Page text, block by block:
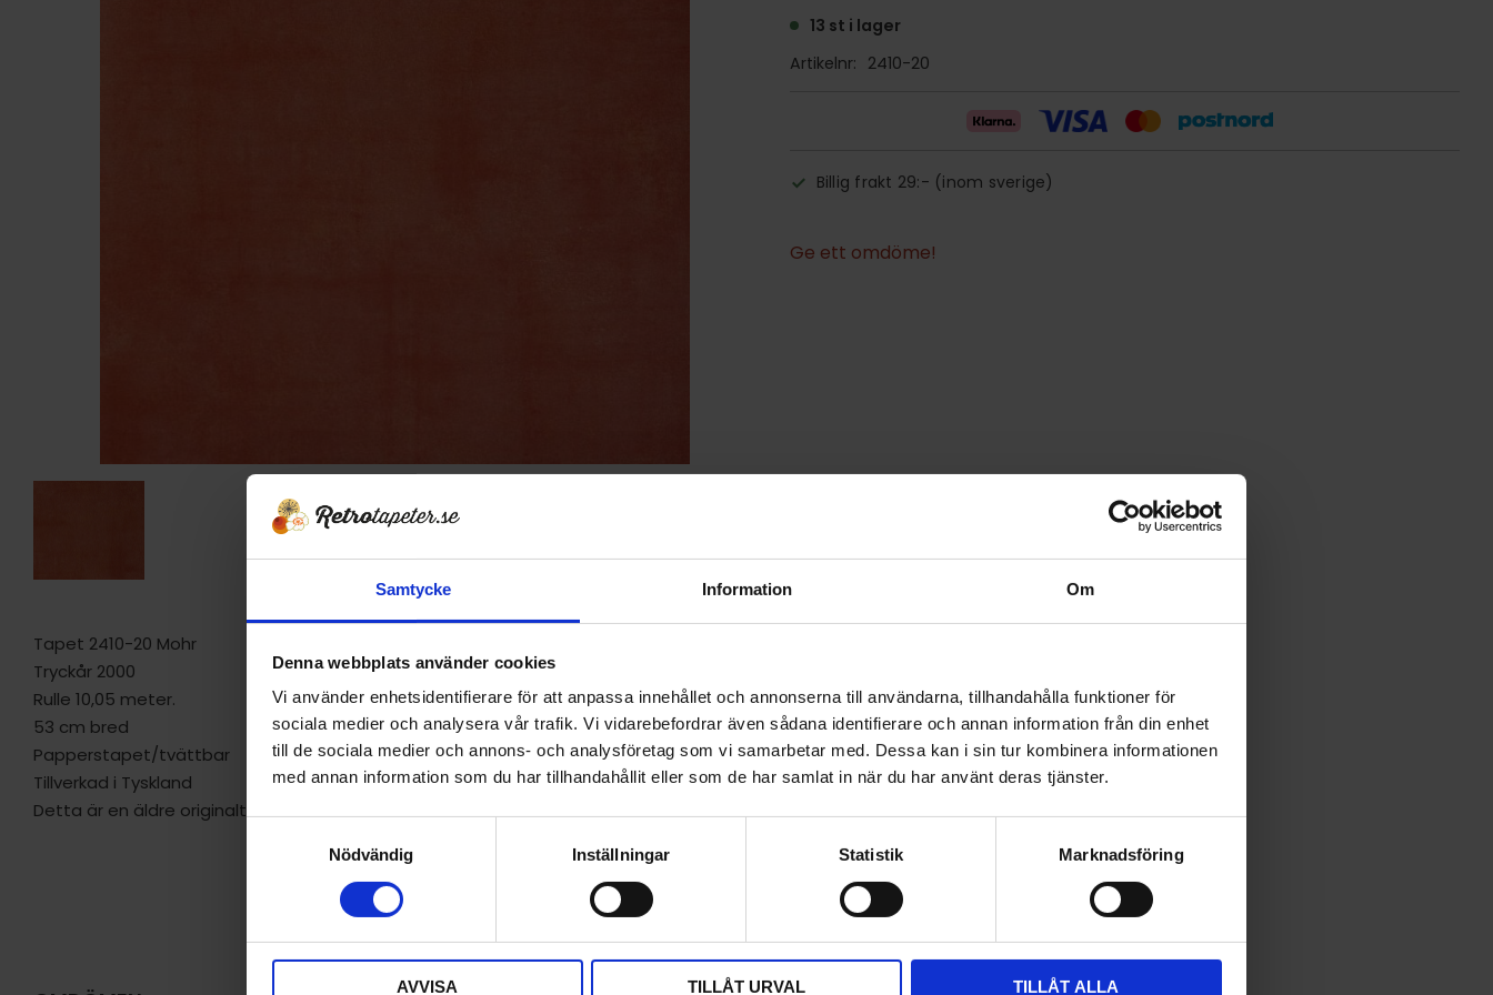
Samtycke Information Om
Denna webbplats använder cookies
Vi använder enhetsidentifierare för att anpassa innehållet och annonserna till användarna, tillhandahålla funktioner för
sociala medier och analysera vår trafik. Vi vidarebefordrar även sådana identifierare och annan information från din enhet
till de sociala medier och annons- och analysföretag som vi samarbetar med. Dessa kan i sin tur kombinera informationen
med annan information som du har tillhandahållit eller som de har samlat in när du har använt deras tjänster.
Nödvändig Inställningar Statistik Marknadsföring
AVVISA TILLÅT URVAL TILLÅT ALLA
13 st i lager
Artikelnr
2410-20
Ge ett omdöme!
Billig frakt 29:- (inom sverige)
Tapet 2410-20 Mohr
Tryckår 2000
Rulle 10,05 meter.
53 cm bred
Papperstapet/tvättbar
Tillverkad i Tyskland
Detta är en äldre originaltapet
c
e
b
i
t
t
n
k
e
n
t